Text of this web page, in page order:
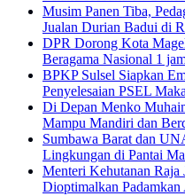
Musim Panen Tiba,
Jualan Durian Badui di
DPR Dorong Kota
Beragama Nasional 1
BPKP Sulsel Siapkan
Penyelesaian PSEL
Di Depan Menko
Mampu Mandiri dan
Sumbawa Barat dan
Lingkungan di Pantai
Menteri Kehutanan
Dioptimalkan Padamkan